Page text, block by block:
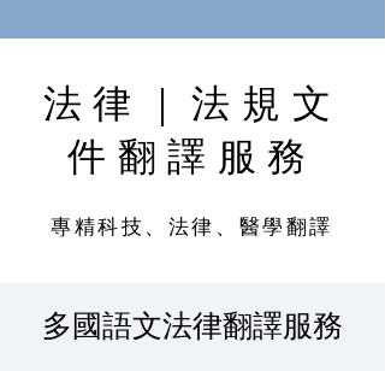
法律｜法規文
件翻譯服務
專精科技、法律、醫學翻譯
多國語文法律翻譯服務